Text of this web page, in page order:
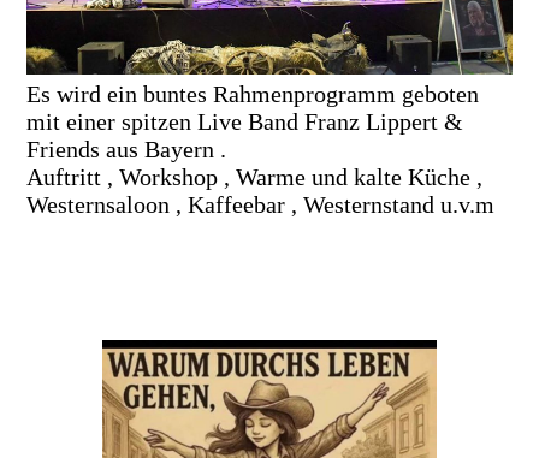
Es wird ein buntes Rahmenprogramm geboten
mit einer spitzen Live Band Franz Lippert &
Friends aus Bayern .
Auftritt , Workshop , Warme und kalte Küche ,
Westernsaloon , Kaffeebar , Westernstand u.v.m